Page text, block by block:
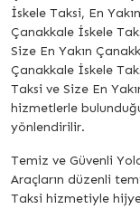
İskele Taksi, En
Çanakkale İskele
Size En Yakın
Çanakkale İskele
Taksi ve Size En
hizmetlerle
yönlendirilir.
Temiz ve Güvenli
Araçların düzenli
Taksi hizmetiyle